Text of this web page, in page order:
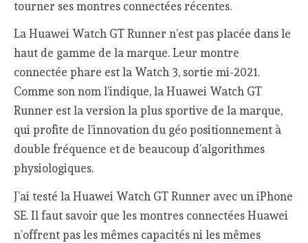
tourner ses montres connectées récentes.
La Huawei Watch GT Runner n’est pas placée dans le
haut de gamme de la marque. Leur montre
connectée phare est la Watch 3, sortie mi-2021.
Comme son nom l’indique, la Huawei Watch GT
Runner est la version la plus sportive de la marque,
qui profite de l’innovation du géo positionnement à
double fréquence et de beaucoup d’algorithmes
physiologiques.
J’ai testé la Huawei Watch GT Runner avec un iPhone
SE. Il faut savoir que les montres connectées Huawei
n’offrent pas les mêmes capacités ni les mêmes